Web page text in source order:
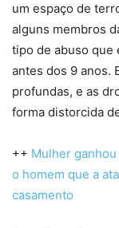
um espaço de
alguns membros
tipo de abuso que
antes dos 9 anos.
profundas, e as
forma distorcida
++ Mulher
o homem que a
casamento